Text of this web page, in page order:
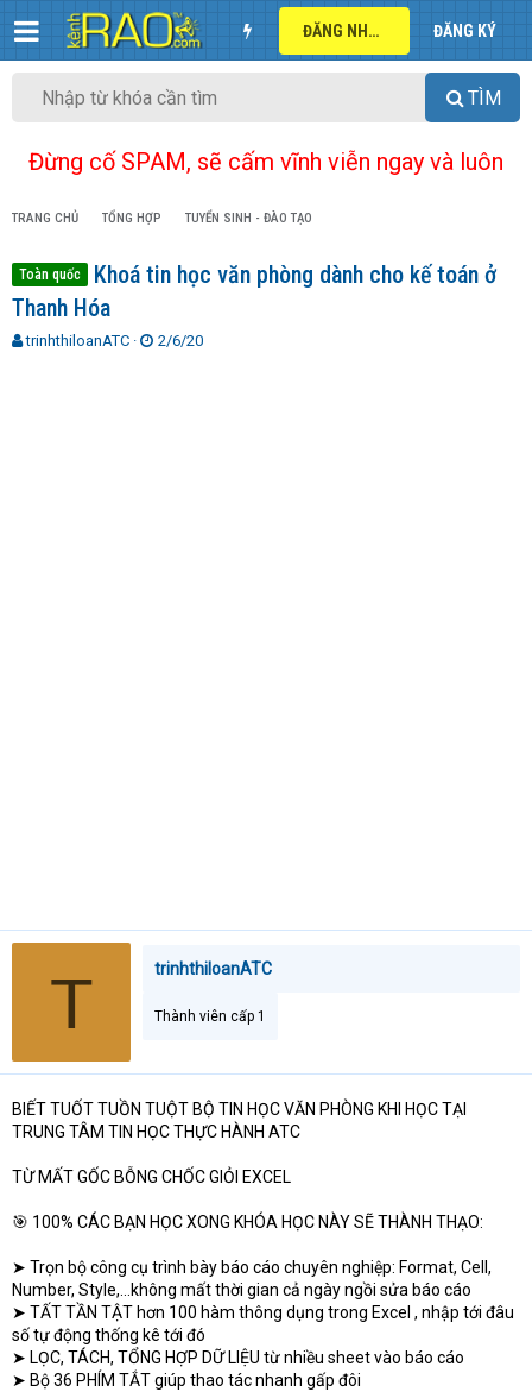
ĐĂNG NHẬP ĐĂNG KÝ
TÌM
Đừng cố SPAM, sẽ cấm vĩnh viễn ngay và luôn
TRANG CHỦ TỔNG HỢP TUYỂN SINH - ĐÀO TẠO
Toàn quốc
Khoá tin học văn phòng dành cho kế toán ở
Thanh Hóa
T
trinhthiloanATC
N
2/6/20
T trinhthiloanATC
Thành viên cấp 1
BIẾT TUỐT TUỒN TUỘT BỘ TIN HỌC VĂN PHÒNG KHI HỌC TẠI
TRUNG TÂM TIN HỌC THỰC HÀNH ATC
TỪ MẤT GỐC BỖNG CHỐC GIỎI EXCEL
🎯 100% CÁC BẠN HỌC XONG KHÓA HỌC NÀY SẼ THÀNH THẠO:
➤ Trọn bộ công cụ trình bày báo cáo chuyên nghiệp: Format, Cell,
Number, Style,...không mất thời gian cả ngày ngồi sửa báo cáo
➤ TẤT TẦN TẬT hơn 100 hàm thông dụng trong Excel , nhập tới đâu
số tự động thống kê tới đó
➤ LỌC, TÁCH, TỔNG HỢP DỮ LIỆU từ nhiều sheet vào báo cáo
➤ Bộ 36 PHÍM TẮT giúp thao tác nhanh gấp đôi